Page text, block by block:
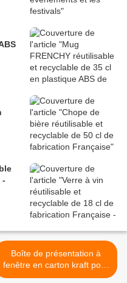
-
Boîte de présentation à
fenêtre en carton kraft pour
3 ou 6 gobelets 30 cl -